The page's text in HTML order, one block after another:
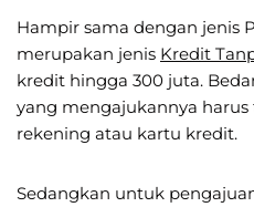
Hampir sama dengan jenis
merupakan jenis Kredit
kredit hingga 300 juta.
yang mengajukannya
rekening atau kartu kredit.
Sedangkan untuk